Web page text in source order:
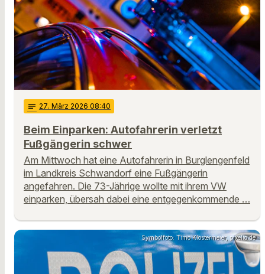
notes 27. März 2026 08:40
Beim Einparken: Autofahrerin verletzt
Fußgängerin schwer
Am Mittwoch hat eine Autofahrerin in Burglengenfeld
im Landkreis Schwandorf eine Fußgängerin
angefahren. Die 73-Jährige wollte mit ihrem VW
einparken, übersah dabei eine entgegenkommende …
Symbolfoto: Timo Klostermeier, pixelio.de